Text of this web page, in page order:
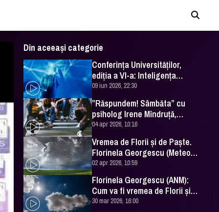
Din aceeași categorie
Conferința Universităților,
ediția a VI-a: Inteligența
artificială în Educație- soluție
sau problemă?
09 iun 2026, 22:30
”Răspundem! Sâmbăta” cu
psiholog Irene Mîndruță,
despre adolescență
04 apr 2026, 10:16
Vremea de Florii și de Paște.
Florinela Georgescu (Meteo
România) a făcut prognoza
02 apr 2026, 10:59
Florinela Georgescu (ANM):
Cum va fi vremea de Florii și
de Paște 2026
30 mar 2026, 16:00